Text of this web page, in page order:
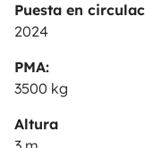
Puesta en
2024
PMA:
3500 kg
Altura